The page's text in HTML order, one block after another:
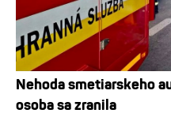
Nehoda smetiarskeho
osoba sa zranila